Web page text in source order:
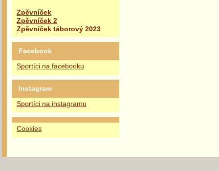
Zpěvníček
Zpěvníček 2
Zpěvníček táborový 2023
Facebook
Sportíci na facebooku
Instagram
Sportíci na instagramu
Cookies